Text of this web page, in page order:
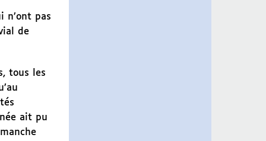
n’ont pas
de
tous les
ait pu